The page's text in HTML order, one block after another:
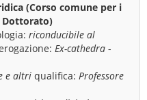
(Corso comune per i
Dottorato)
riconducibile al
Ex-cathedra -
e altri qualifica: Professore